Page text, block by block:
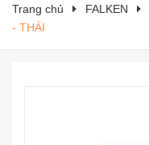
Trang chủ FALKEN
- THÁI